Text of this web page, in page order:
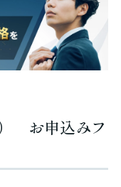
お申込みフ